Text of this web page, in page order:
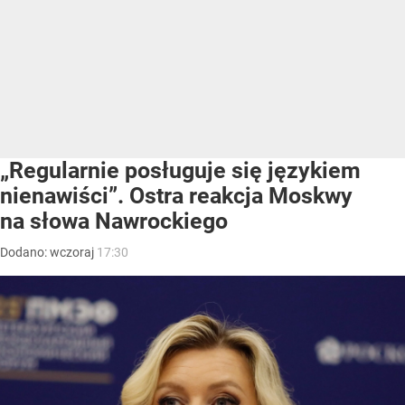
„Regularnie posługuje się językiem
nienawiści”. Ostra reakcja Moskwy
na słowa Nawrockiego
Dodano:wczoraj 17:30